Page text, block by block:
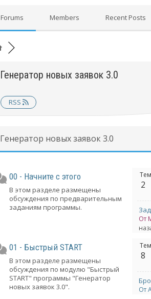
Forums Members Recent Posts
Генератор новых заявок 3.0
RSS
Генератор новых заявок 3.0
00 - Начните с этого
В этом разделе размещены
обсуждения по предварительным
заданиям программы.
2
От
01 - Быстрый START
В этом разделе размещены
обсуждения по модулю "Быстрый
START" программы "Генератор
новых заявок 3.0".
8
От